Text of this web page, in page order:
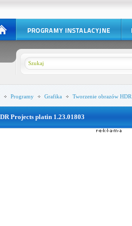
Programy Grafika Tworzenie obrazów HDR
Projects platin 1.23.01803